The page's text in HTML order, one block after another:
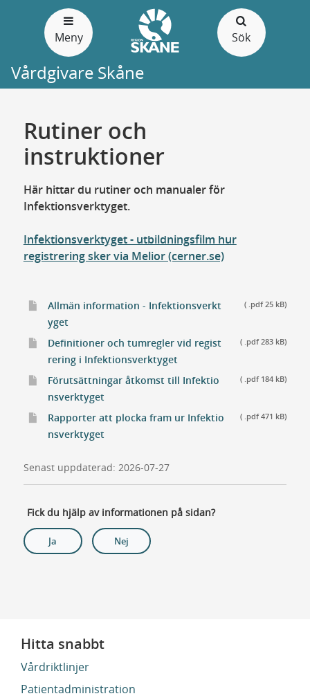
Meny Sök
Vårdgivare Skåne
Rutiner och
instruktioner
Här hittar du rutiner och manualer för
Infektionsverktyget.
Infektionsverktyget - utbildningsfilm hur
registrering sker via Melior (cerner.se)
Allmän information - Infektionsverkt
yget
( .pdf 25 kB)
Definitioner och tumregler vid regist
rering i Infektionsverktyget
( .pdf 283 kB)
Förutsättningar åtkomst till Infektio
nsverktyget
( .pdf 184 kB)
Rapporter att plocka fram ur Infektio
nsverktyget
( .pdf 471 kB)
Senast uppdaterad: 2026-07-27
Fick du hjälp av informationen på sidan?
Ja Nej
Hitta snabbt
Vårdriktlinjer
Patientadministration